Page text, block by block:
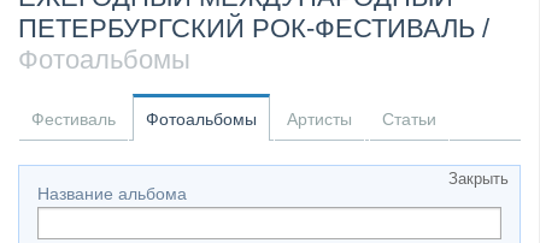
​Anthrax выпустили новый сингл и клип «Everybod...
ПЕТЕРБУРГСКИЙ РОК-ФЕСТИВАЛЬ /
Фотоальбомы
Фестиваль Фотоальбомы Артисты Статьи
Закрыть
Название альбома